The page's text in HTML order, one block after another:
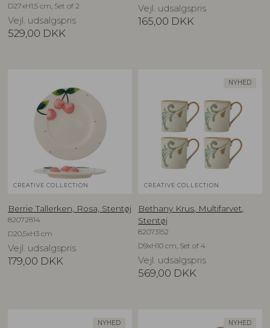
D27xH1,5 cm, Set of 2
Vejl. udsalgspris
529,00 DKK
Vejl. udsalgspris
165,00 DKK
CREATIVE COLLECTION
Berrie Tallerken, Rosa, Stentøj
82072814
D20,5xH3 cm
Vejl. udsalgspris
179,00 DKK
NYHED
CREATIVE COLLECTION
Bethany Krus, Multifarvet,
Stentøj
82073152
D9xH10 cm, Set of 4
Vejl. udsalgspris
569,00 DKK
NYHED NYHED